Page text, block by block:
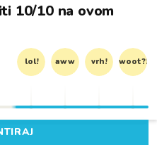
10/10 na ovom
lol! aww vrh! woot?!